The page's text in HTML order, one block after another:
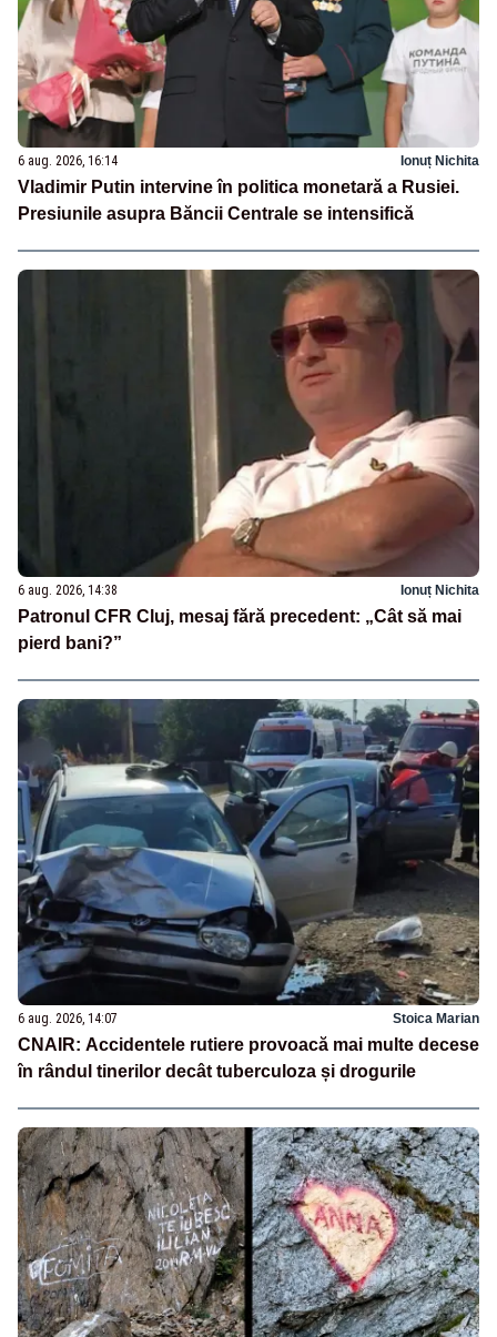
6 aug. 2026, 16:14 Ionuț Nichita
Vladimir Putin intervine în politica monetară a Rusiei.
Presiunile asupra Băncii Centrale se intensifică
6 aug. 2026, 14:38 Ionuț Nichita
Patronul CFR Cluj, mesaj fără precedent: „Cât să mai
pierd bani?”
6 aug. 2026, 14:07 Stoica Marian
CNAIR: Accidentele rutiere provoacă mai multe decese
în rândul tinerilor decât tuberculoza și drogurile